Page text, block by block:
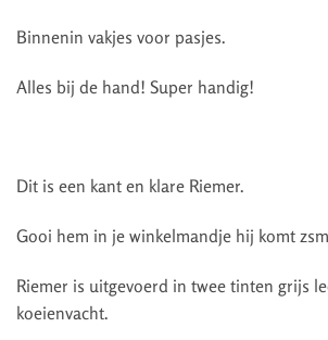
Binnenin vakjes voor pasjes.
Alles bij de hand! Super handig!
Dit is een kant en klare Riemer.
Gooi hem in je winkelmandje hij komt
Riemer is uitgevoerd in twee tinten grijs
koeienvacht.